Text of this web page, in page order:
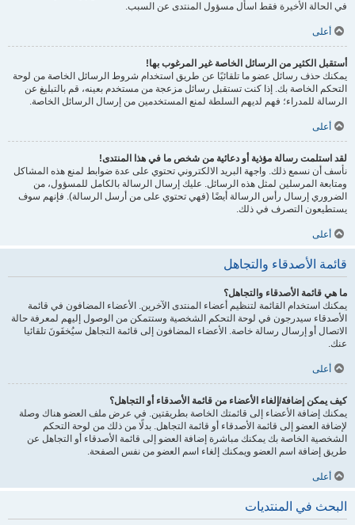
في الحالة الأخيرة فقط اسأل مسؤول المنتدى عن السبب.
أعلى
أستقبل الكثير من الرسائل الخاصة غير المرغوب بها!
يمكنك حذف رسائل عضو ما تلقائيًا عن طريق استخدام شروط الرسائل الخاصة من لوحة
التحكم الخاصة بك. إذا كنت تستقبل رسائل مزعجة من مستخدم بعينه، قم بالتبليغ عن
الرسالة للمدراء؛ فهم لديهم السلطة لمنع المستخدمين من إرسال الرسائل الخاصة.
أعلى
لقد استلمت رسالة مؤذية أو دعائية من شخص ما في هذا المنتدى!
نأسف أن نسمع ذلك. واجهة البريد الالكتروني تحتوي على عدة ضوابط لمنع هذه المشاكل
ومتابعة المرسلين لمثل هذه الرسائل. عليك إرسال الرسالة بالكامل للمسؤول، من
الضروري إرسال رأس الرسالة أيضًا (فهي تحتوي على من أرسل الرسالة). فإنهم سوف
يستطيعون التصرف في ذلك.
أعلى
قائمة الأصدقاء والتجاهل
ما هي قائمة الأصدقاء والتجاهل؟
يمكنك استخدام القائمة لتنظيم أعضاء المنتدى الآخرين. الأعضاء المضافون في قائمة
الأصدقاء سيدرجون في لوحة التحكم الشخصية وستتمكن من الوصول إليهم لمعرفة حالة
الاتصال أو إرسال رسالة خاصة. الأعضاء المضافون إلى قائمة التجاهل سيُخفَونَ تلقائيا
عنك.
أعلى
كيف يمكن إضافة/إلغاء الأعضاء من قائمة الأصدقاء أو التجاهل؟
يمكنك إضافة الأعضاء إلى قائمتك الخاصة بطريقتين. في عرض ملف العضو هناك وصلة
لإضافة العضو إلى قائمة الأصدقاء أو قائمة التجاهل. بدلًا من ذلك من لوحة التحكم
الشخصية الخاصة بك يمكنك مباشرة إضافة العضو إلى قائمة الأصدقاء أو التجاهل عن
طريق إضافة اسم العضو ويمكنك إلغاء اسم العضو من نفس الصفحة.
أعلى
البحث في المنتديات